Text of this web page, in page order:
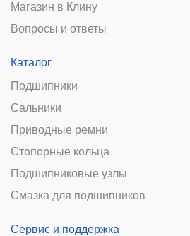
Магазин в Клину
Вопросы и ответы
Каталог
Подшипники
Сальники
Приводные ремни
Стопорные кольца
Подшипниковые узлы
Смазка для подшипников
Сервис и поддержка